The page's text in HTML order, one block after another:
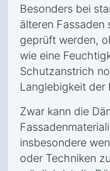
Besonders bei
älteren
geprüft werden,
wie eine
Schutzanstrich
Langlebigkeit der
Zwar kann die
insbesondere
oder Techniken